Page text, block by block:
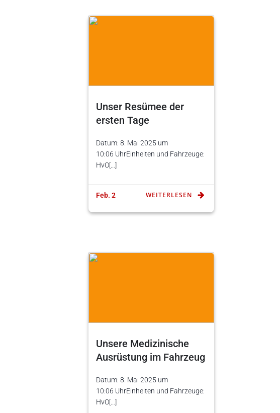
Unser Resümee der
ersten Tage
Datum: 8. Mai 2025 um
10:06 UhrEinheiten und Fahrzeuge:
HvO[…]
Feb. 2 WEITERLESEN
Unsere Medizinische
Ausrüstung im Fahrzeug
Datum: 8. Mai 2025 um
10:06 UhrEinheiten und Fahrzeuge:
HvO[…]